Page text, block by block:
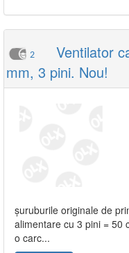
2
Ventilator
mm, 3 pini. Nou!
șuruburile originale de
alimentare cu 3 pini = 50
o carc...